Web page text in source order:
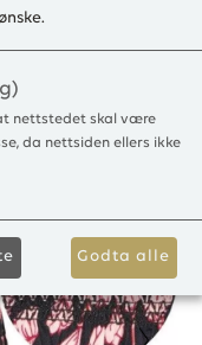
Viscose
nettstedet skal være
da nettsiden ellers ikke
Godta alle